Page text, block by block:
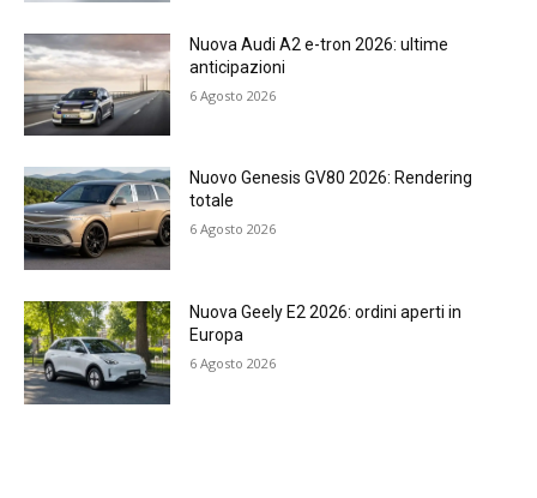
Nuova Audi A2 e-tron 2026: ultime
anticipazioni
6 Agosto 2026
Nuovo Genesis GV80 2026: Rendering
totale
6 Agosto 2026
Nuova Geely E2 2026: ordini aperti in
Europa
6 Agosto 2026